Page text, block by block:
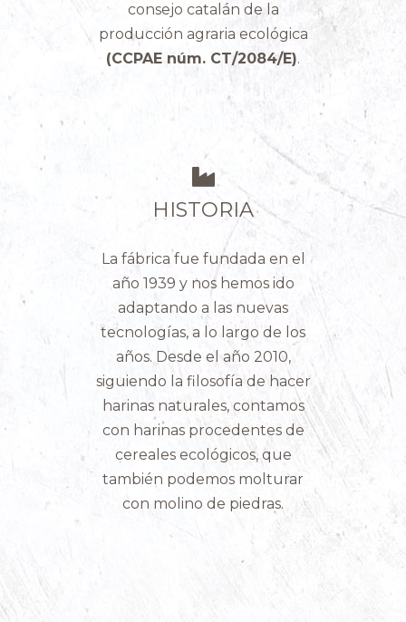
consejo catalán de la
producción agraria ecológica
(CCPAE núm. CT/2084/E).
HISTORIA
La fábrica fue fundada en el
año 1939 y nos hemos ido
adaptando a las nuevas
tecnologías, a lo largo de los
años. Desde el año 2010,
siguiendo la filosofía de hacer
harinas naturales, contamos
con harinas procedentes de
cereales ecológicos, que
también podemos molturar
con molino de piedras.